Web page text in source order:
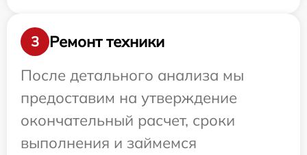
3
Ремонт техники
После детального анализа мы
предоставим на утверждение
окончательный расчет, сроки
выполнения и займемся